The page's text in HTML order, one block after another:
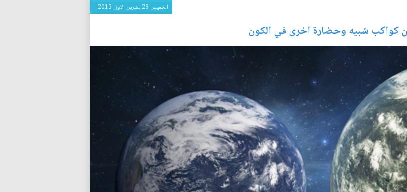
الخميس 29 تشرين الاول 2015
كواكب شبيه وحضارة اخرى في الكون